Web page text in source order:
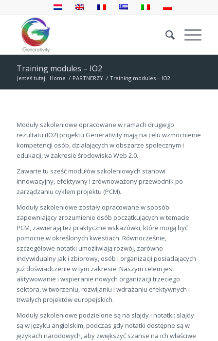
Training modules – IO2
Jesteś tutaj: Home / PARTNERZY / Training modules – IO2
Moduły szkoleniowe opracowane w ramach drugiego
rezultatu (IO2) projektu Generativity mają na celu wzmocnienie
kompetencji osób, działających w obszarze społecznym i
edukacji, w zakresie środowiska Web 2.0.
Zawarte tu sześć modułów szkoleniowych stanowi
innowacyjny, efektywny i zrównoważony przewodnik po
zarządzaniu cyklem projektu (PCM).
Moduły szkoleniowe zostały opracowane w sposób
zapewniający zrozumienie osób początkujących w temacie
PCM, zawierają też praktyczne wskazówki, które mogą być
pomocne w określonych kwestiach. Równocześnie,
szczegółowe notatki umożliwiają rozwój, zarówno
indywidualny jak i zbiorowy, osób i organizacji posiadających
już doświadczenie w tym zakresie. Naszym celem jest
aktywowanie i wspieranie nowych organizacji trzeciego
sektora, w tworzeniu, rozwijaniu i wdrażaniu efektywnych i
trwałych projektów europejskich.
Moduły szkoleniowe podzielone są na slajdy i notatki: slajdy
są w języku angielskim, podczas gdy notatki dostępne są w
językach narodowych, aby zwiększyć szanse na ich właściwe